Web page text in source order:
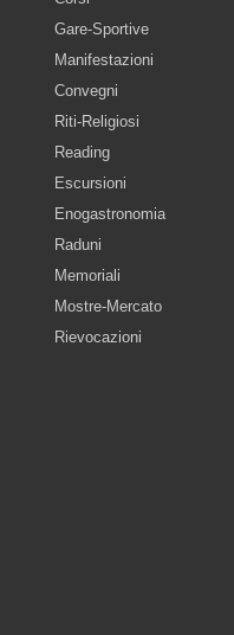
Gare-Sportive
Manifestazioni
Convegni
Riti-Religiosi
Reading
Escursioni
Enogastronomia
Raduni
Memoriali
Mostre-Mercato
Rievocazioni